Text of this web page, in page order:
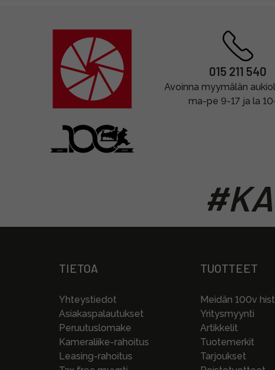
015 211 540
Avoinna myymälän
ma-pe 9-17 ja la
TIETOA
Yhteystiedot
Asiakaspalautukset
Peruutuslomake
Kameraliike-rahoitus
Leasing-rahoitus
TUOTTEET
Meidän 100v
Yritysmyynti
Artikkelit
Tuotemerkit
Tarjoukset